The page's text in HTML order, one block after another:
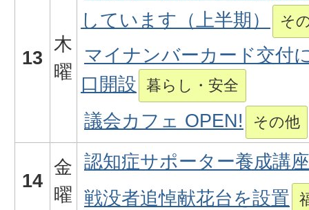
13
木
曜
しています（上半期）
そ
マイナンバーカード交付
口開設 暮らし・安全
議会カフェ OPEN! その他
14
金
曜
認知症サポーター養成講座
戦没者追悼献花台を設置